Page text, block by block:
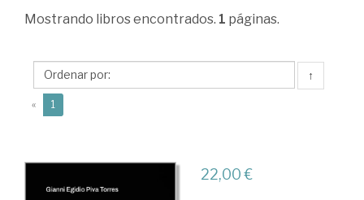
Piva
Gianni
Egidio
Mostrando libros encontrados. 1 páginas.
↑
« 1
22,00 €